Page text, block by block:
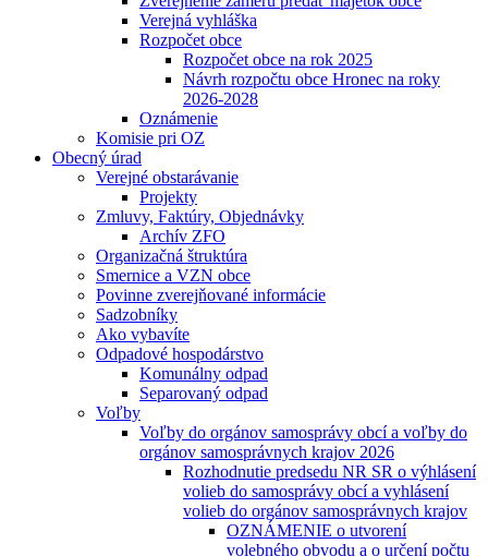
Verejná vyhláška
Rozpočet obce
Rozpočet obce na rok 2025
Návrh rozpočtu obce Hronec na roky
2026-2028
Oznámenie
Komisie pri OZ
Obecný úrad
Verejné obstarávanie
Projekty
Zmluvy, Faktúry, Objednávky
Archív ZFO
Organizačná štruktúra
Smernice a VZN obce
Povinne zverejňované informácie
Sadzobníky
Ako vybavíte
Odpadové hospodárstvo
Komunálny odpad
Separovaný odpad
Voľby
Voľby do orgánov samosprávy obcí a voľby do
orgánov samosprávnych krajov 2026
Rozhodnutie predsedu NR SR o výhlásení
volieb do samosprávy obcí a vyhlásení
volieb do orgánov samosprávnych krajov
OZNÁMENIE o utvorení
volebného obvodu a o určení počtu